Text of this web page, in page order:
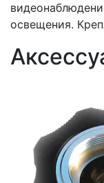
освещения.